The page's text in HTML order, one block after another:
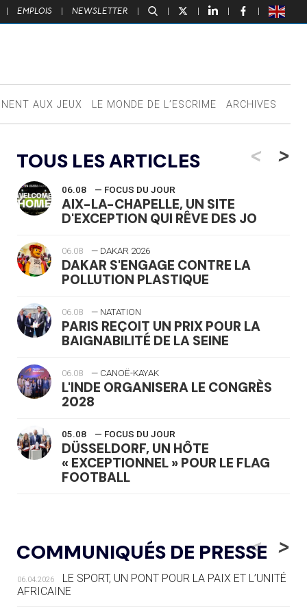
| EMPLOIS | NEWSLETTER | | | | |
AUX JEUX LE MONDE DE L’ESCRIME ARCHIVES
TOUS LES ARTICLES <
06.08 — FOCUS DU JOUR
AIX-LA-CHAPELLE, UN SITE
D'EXCEPTION QUI RÊVE DES JO
06.08 — DAKAR 2026
DAKAR S'ENGAGE CONTRE LA
POLLUTION PLASTIQUE
06.08 — NATATION
PARIS REÇOIT UN PRIX POUR LA
BAIGNABILITÉ DE LA SEINE
06.08 — CANOË-KAYAK
L'INDE ORGANISERA LE CONGRÈS
2028
05.08 — FOCUS DU JOUR
DÜSSELDORF, UN HÔTE
« EXCEPTIONNEL » POUR LE FLAG
FOOTBALL
LE RÊVE DE VOIR LA LUGE ALPINE
AUX JO « N'EST PAS FINI »
05.08 — TIR À L'ARC
DES MONDIAUX À BRISBANE SUR LA
>
COMMUNIQUÉS DE PRESSE
<
06.04.2026
LE SPORT, UN PONT POUR LA PAIX ET L’UNITÉ
AFRICAINE
>